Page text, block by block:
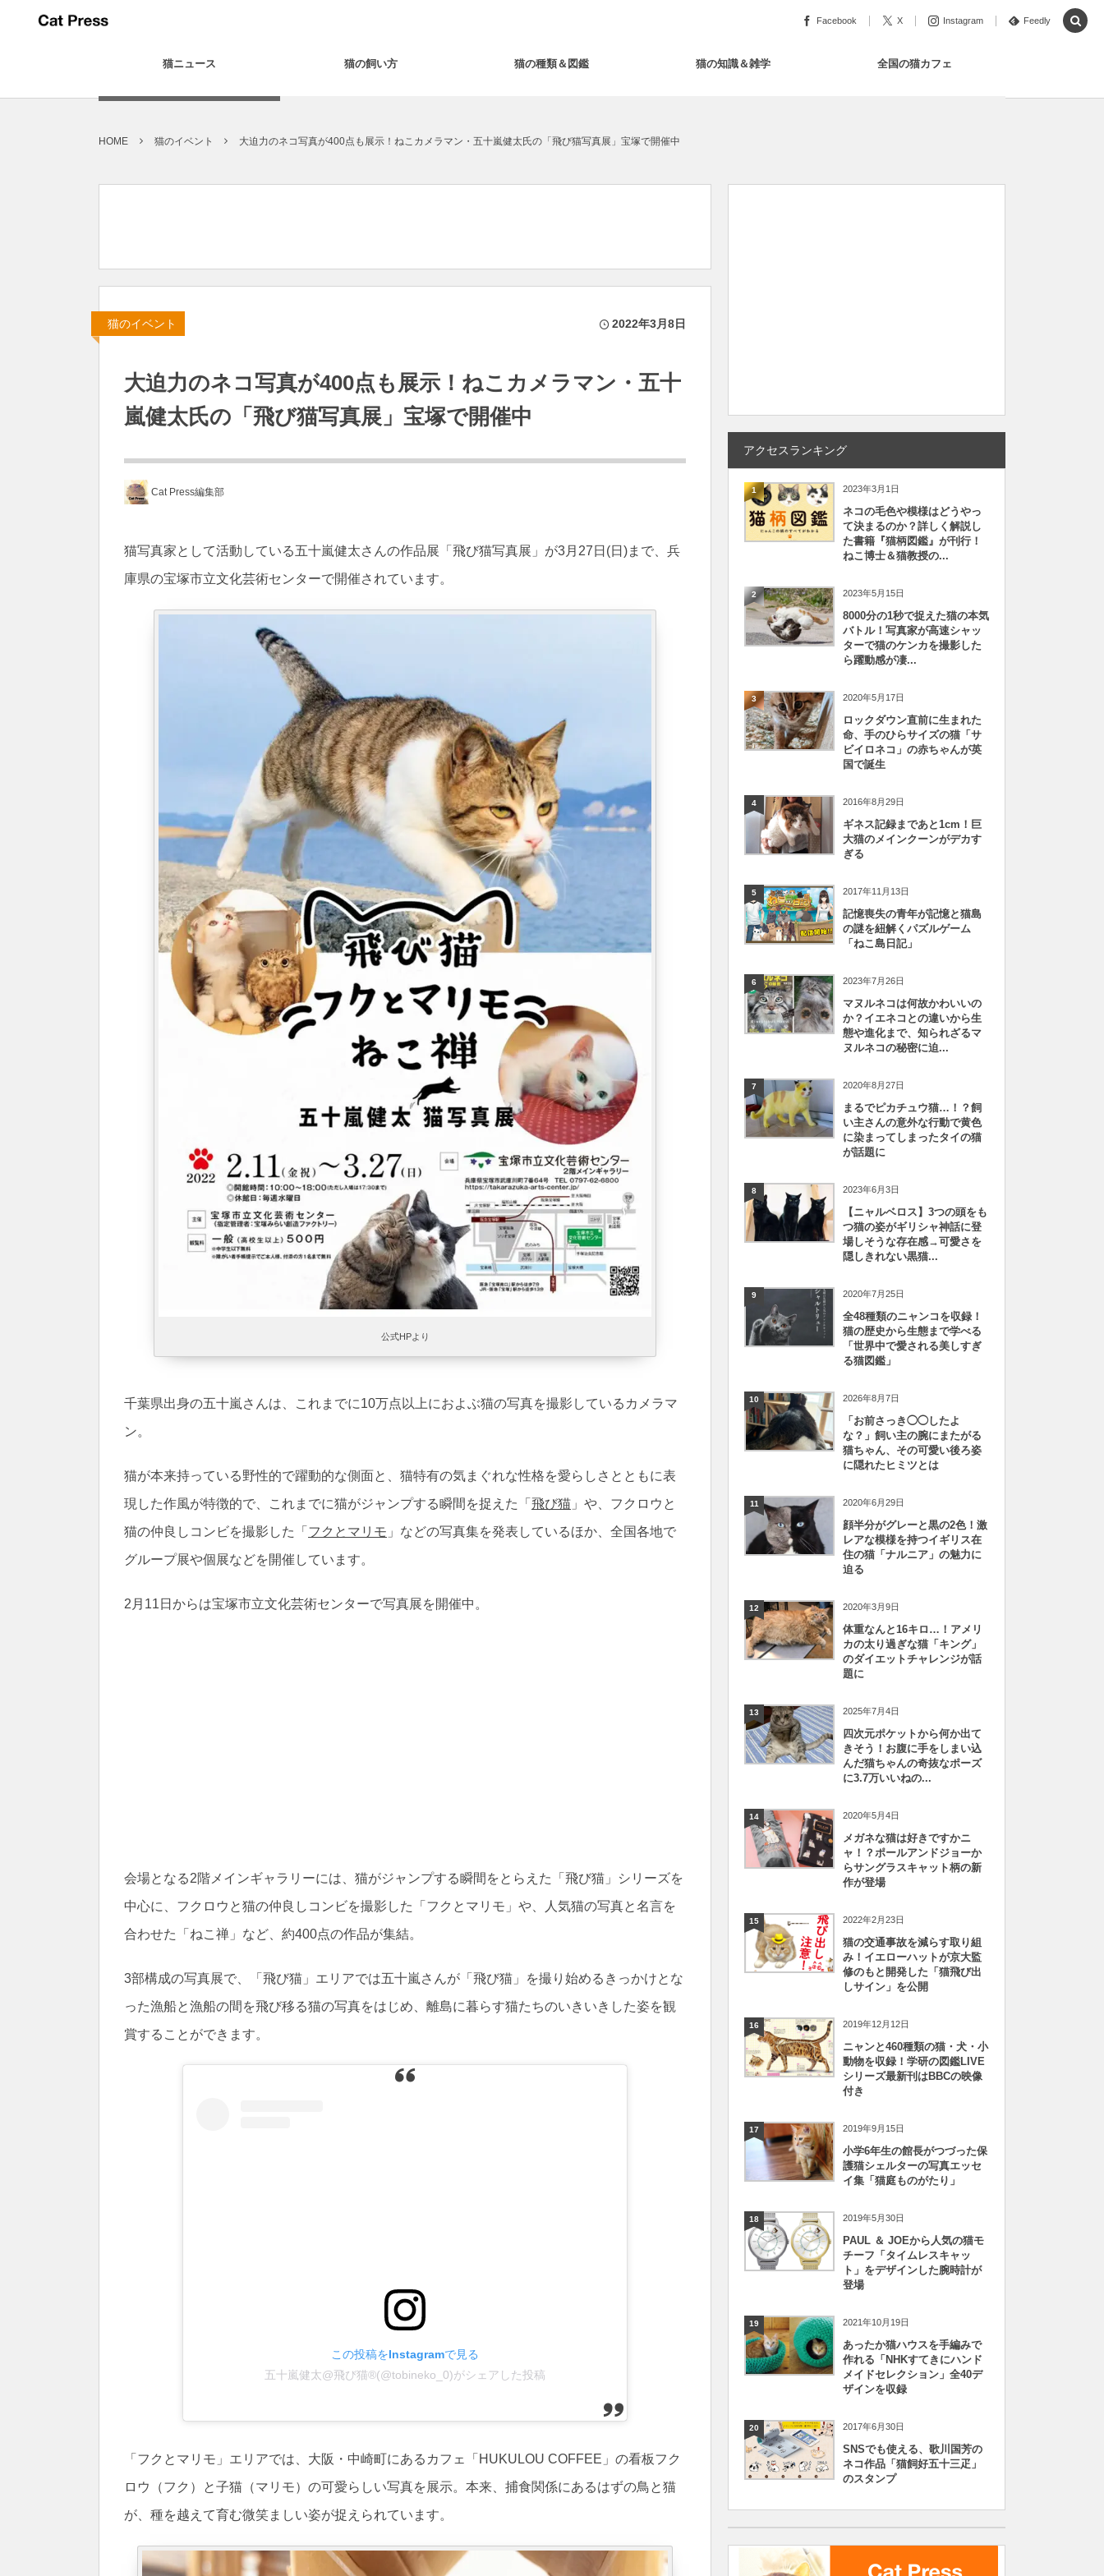
Facebook X Instagram Feedly
猫ニュース 猫の飼い方 猫の種類＆図鑑 猫の知識＆雑学 全国の猫カフェ
HOME 猫のイベント 大迫力のネコ写真が400点も展示！ねこカメラマン・五十嵐健太氏の「飛び猫写真展」宝塚で開催中
猫のイベント 2022年3月8日
大迫力のネコ写真が400点も展示！ねこカメラマン・五十
嵐健太氏の「飛び猫写真展」宝塚で開催中
Cat Press編集部
猫写真家として活動している五十嵐健太さんの作品展「飛び猫写真展」が3月27日(日)まで、兵
庫県の宝塚市立文化芸術センターで開催されています。
公式HPより
千葉県出身の五十嵐さんは、これまでに10万点以上におよぶ猫の写真を撮影しているカメラマ
ン。
猫が本来持っている野性的で躍動的な側面と、猫特有の気まぐれな性格を愛らしさとともに表
現した作風が特徴的で、これまでに猫がジャンプする瞬間を捉えた「 飛び猫 」や、フクロウと
猫の仲良しコンビを撮影した「 フクとマリモ 」などの写真集を発表しているほか、全国各地で
グループ展や個展などを開催しています。
2月11日からは宝塚市立文化芸術センターで写真展を開催中。
会場となる2階メインギャラリーには、猫がジャンプする瞬間をとらえた「飛び猫」シリーズを
中心に、フクロウと猫の仲良しコンビを撮影した「フクとマリモ」や、人気猫の写真と名言を
合わせた「ねこ禅」など、約400点の作品が集結。
3部構成の写真展で、「飛び猫」エリアでは五十嵐さんが「飛び猫」を撮り始めるきっかけとな
った漁船と漁船の間を飛び移る猫の写真をはじめ、離島に暮らす猫たちのいきいきした姿を観
賞することができます。
この投稿をInstagramで見る
五十嵐健太@飛び猫®︎(@tobineko_0)がシェアした投稿
「フクとマリモ」エリアでは、大阪・中崎町にあるカフェ「HUKULOU COFFEE」の看板フク
ロウ（フク）と子猫（マリモ）の可愛らしい写真を展示。本来、捕食関係にあるはずの鳥と猫
が、種を越えて育む微笑ましい姿が捉えられています。
アクセスランキング
1 2023年3月1日
ネコの毛色や模様はどうやっ
て決まるのか？詳しく解説し
た書籍『猫柄図鑑』が刊行！
ねこ博士＆猫教授の...
2 2023年5月15日
8000分の1秒で捉えた猫の本気
バトル！写真家が高速シャッ
ターで猫のケンカを撮影した
ら躍動感が凄...
3 2020年5月17日
ロックダウン直前に生まれた
命、手のひらサイズの猫「サ
ビイロネコ」の赤ちゃんが英
国で誕生
4 2016年8月29日
ギネス記録まであと1cm！巨
大猫のメインクーンがデカす
ぎる
5 2017年11月13日
記憶喪失の青年が記憶と猫島
の謎を紐解くパズルゲーム
「ねこ島日記」
6 2023年7月26日
マヌルネコは何故かわいいの
か？イエネコとの違いから生
態や進化まで、知られざるマ
ヌルネコの秘密に迫...
7 2020年8月27日
まるでピカチュウ猫…！？飼
い主さんの意外な行動で黄色
に染まってしまったタイの猫
が話題に
8 2023年6月3日
【ニャルベロス】3つの頭をも
つ猫の姿がギリシャ神話に登
場しそうな存在感→可愛さを
隠しきれない黒猫...
9 2020年7月25日
全48種類のニャンコを収録！
猫の歴史から生態まで学べる
「世界中で愛される美しすぎ
る猫図鑑」
10 2026年8月7日
「お前さっき◯◯したよ
な？」飼い主の腕にまたがる
猫ちゃん、その可愛い後ろ姿
に隠れたヒミツとは
11 2020年6月29日
顔半分がグレーと黒の2色！激
レアな模様を持つイギリス在
住の猫「ナルニア」の魅力に
迫る
12 2020年3月9日
体重なんと16キロ…！アメリ
カの太り過ぎな猫「キング」
のダイエットチャレンジが話
題に
13 2025年7月4日
四次元ポケットから何か出て
きそう！お腹に手をしまい込
んだ猫ちゃんの奇抜なポーズ
に3.7万いいねの...
14 2020年5月4日
メガネな猫は好きですかニ
ャ！？ポールアンドジョーか
らサングラスキャット柄の新
作が登場
15 2022年2月23日
猫の交通事故を減らす取り組
み！イエローハットが京大監
修のもと開発した「猫飛び出
しサイン」を公開
16 2019年12月12日
ニャンと460種類の猫・犬・小
動物を収録！学研の図鑑LIVE
シリーズ最新刊はBBCの映像
付き
17 2019年9月15日
小学6年生の館長がつづった保
護猫シェルターの写真エッセ
イ集「猫庭ものがたり」
18 2019年5月30日
PAUL ＆ JOEから人気の猫モ
チーフ「タイムレスキャッ
ト」をデザインした腕時計が
登場
19 2021年10月19日
あったか猫ハウスを手編みで
作れる「NHKすてきにハンド
メイドセレクション」全40デ
ザインを収録
20 2017年6月30日
SNSでも使える、歌川国芳の
ネコ作品「猫飼好五十三疋」
のスタンプ